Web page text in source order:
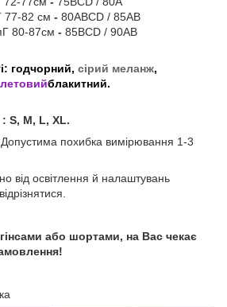
77-82 см - 80ABCD / 85AB
80-87см - 85BCD / 90AB
: годчорний, сірий меланж,
блакитний.
S, M, L, XL.
похибка вимірювання 1-3
від освітлення й налаштувань
або шортами, на Вас чекає